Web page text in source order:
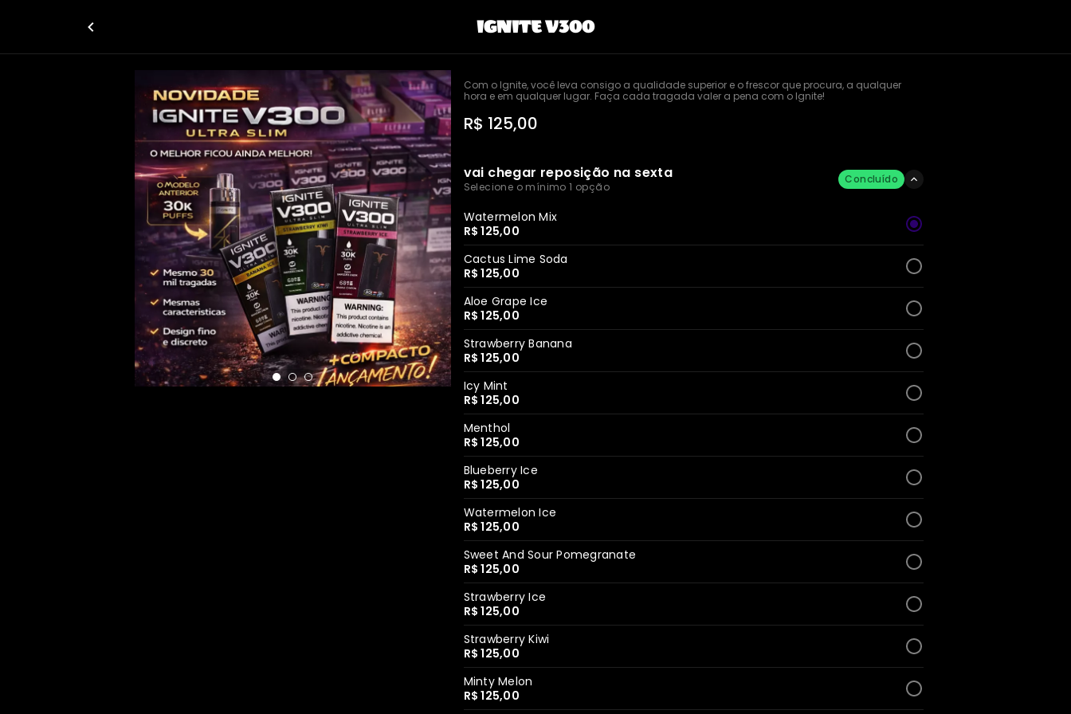
IGNITE V300
Com o Ignite, você leva consigo a qualidade superior e o frescor que procura, a qualquer
hora e em qualquer lugar. Faça cada tragada valer a pena com o Ignite!
R$ 125,00
vai chegar reposição na sexta
Selecione o mínimo 1 opção
Concluído
Watermelon Mix
R$ 125,00
Cactus Lime Soda
R$ 125,00
Aloe Grape Ice
R$ 125,00
Strawberry Banana
R$ 125,00
Icy Mint
R$ 125,00
Menthol
R$ 125,00
Blueberry Ice
R$ 125,00
Watermelon Ice
R$ 125,00
Sweet And Sour Pomegranate
R$ 125,00
Strawberry Ice
R$ 125,00
Strawberry Kiwi
R$ 125,00
Minty Melon
R$ 125,00